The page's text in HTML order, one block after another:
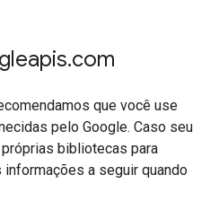
.com
que você use
pelo Google. Caso seu
bibliotecas para
a seguir quando